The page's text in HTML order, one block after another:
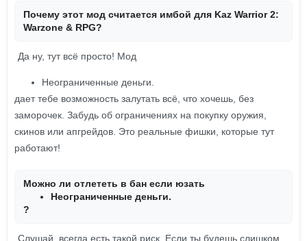
Почему этот мод считается имбой для Kaz Warrior 2:
Warzone & RPG?
Да ну, тут всё просто! Мод
Неограниченные деньги.
дает тебе возможность залутать всё, что хочешь, без
заморочек. Забудь об ограничениях на покупку оружия,
скинов или апгрейдов. Это реальные фишки, которые тут
работают!
Можно ли отлететь в бан если юзать
Неограниченные деньги.
?
Слушай, всегда есть такой риск. Если ты будешь слишком